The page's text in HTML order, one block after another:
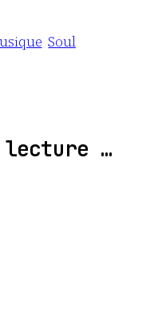
Soul
lecture …